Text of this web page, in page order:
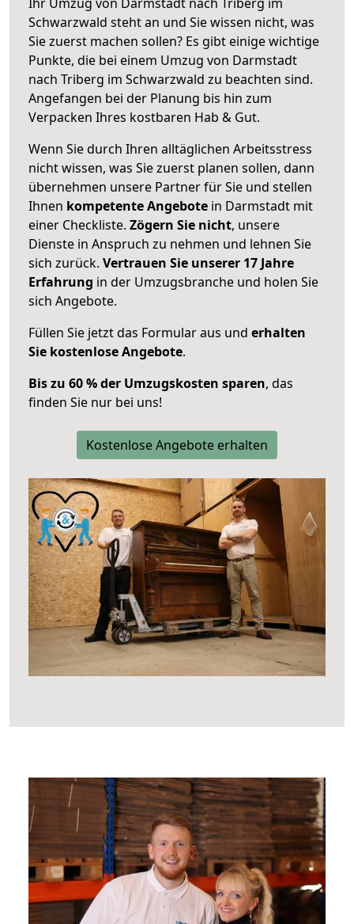
Schwarzwald steht an und Sie wissen nicht, was
Sie zuerst machen sollen? Es gibt einige wichtige
Punkte, die bei einem Umzug von Darmstadt
nach Triberg im Schwarzwald zu beachten sind.
Angefangen bei der Planung bis hin zum
Verpacken Ihres kostbaren Hab & Gut.
Wenn Sie durch Ihren alltäglichen Arbeitsstress
nicht wissen, was Sie zuerst planen sollen, dann
übernehmen unsere Partner für Sie und stellen
Ihnen kompetente Angebote in Darmstadt mit
einer Checkliste. Zögern Sie nicht, unsere
Dienste in Anspruch zu nehmen und lehnen Sie
sich zurück. Vertrauen Sie unserer 17 Jahre
Erfahrung in der Umzugsbranche und holen Sie
sich Angebote.
Füllen Sie jetzt das Formular aus und erhalten
Sie kostenlose Angebote.
Bis zu 60 % der Umzugskosten sparen, das
finden Sie nur bei uns!
Kostenlose Angebote erhalten